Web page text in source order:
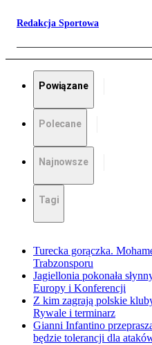
Redakcja Sportowa
Powiązane
Polecane
Najnowsze
Tagi
Turecka gorączka.
Trabzonsporu
Jagiellonia pokonała
Europy i Konferencji
Z kim zagrają polskie
Rywale i terminarz
Gianni Infantino
będzie tolerancji dla